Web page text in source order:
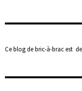
Ce blog de bric-à-brac est